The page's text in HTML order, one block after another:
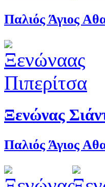
Παλιός Άγιος
Ξενώνας
Παλιός Άγιος